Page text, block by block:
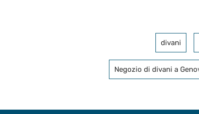
divani
Negozio di divani a